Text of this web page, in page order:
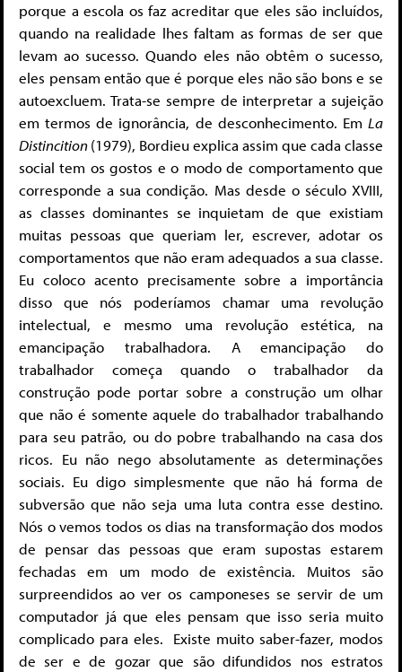
porque a escola os faz acreditar que eles são incluídos,
quando na realidade lhes faltam as formas de ser que
levam ao sucesso. Quando eles não obtêm o sucesso,
eles pensam então que é porque eles não são bons e se
autoexcluem. Trata-se sempre de interpretar a sujeição
em termos de ignorância, de desconhecimento. Em La
Distincition(1979), Bordieu explica assim que cada classe
social tem os gostos e o modo de comportamento que
corresponde a sua condição. Mas desde o século XVIII,
as classes dominantes se inquietam de que existiam
muitas pessoas que queriam ler, escrever, adotar os
comportamentos que não eram adequados a sua classe.
Eu coloco acento precisamente sobre a importância
disso que nós poderíamos chamar uma revolução
intelectual, e mesmo uma revolução estética, na
emancipação trabalhadora. A emancipação do
trabalhador começa quando o trabalhador da
construção pode portar sobre a construção um olhar
que não é somente aquele do trabalhador trabalhando
para seu patrão, ou do pobre trabalhando na casa dos
ricos. Eu não nego absolutamente as determinações
sociais. Eu digo simplesmente que não há forma de
subversão que não seja uma luta contra esse destino.
Nós o vemos todos os dias na transformação dos modos
de pensar das pessoas que eram supostas estarem
fechadas em um modo de existência. Muitos são
surpreendidos ao ver os camponeses se servir de um
computador já que eles pensam que isso seria muito
complicado para eles. Existe muito saber-fazer, modos
de ser e de gozar que são difundidos nos estratos